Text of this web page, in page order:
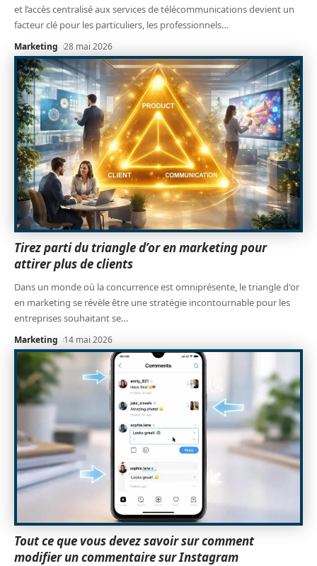
et l’accès centralisé aux services de télécommunications devient un
facteur clé pour les particuliers, les professionnels…
Marketing 28 mai 2026
Tirez parti du triangle d’or en marketing pour
attirer plus de clients
Dans un monde où la concurrence est omniprésente, le triangle d'or
en marketing se révèle être une stratégie incontournable pour les
entreprises souhaitant se…
Marketing 14 mai 2026
Tout ce que vous devez savoir sur comment
modifier un commentaire sur Instagram